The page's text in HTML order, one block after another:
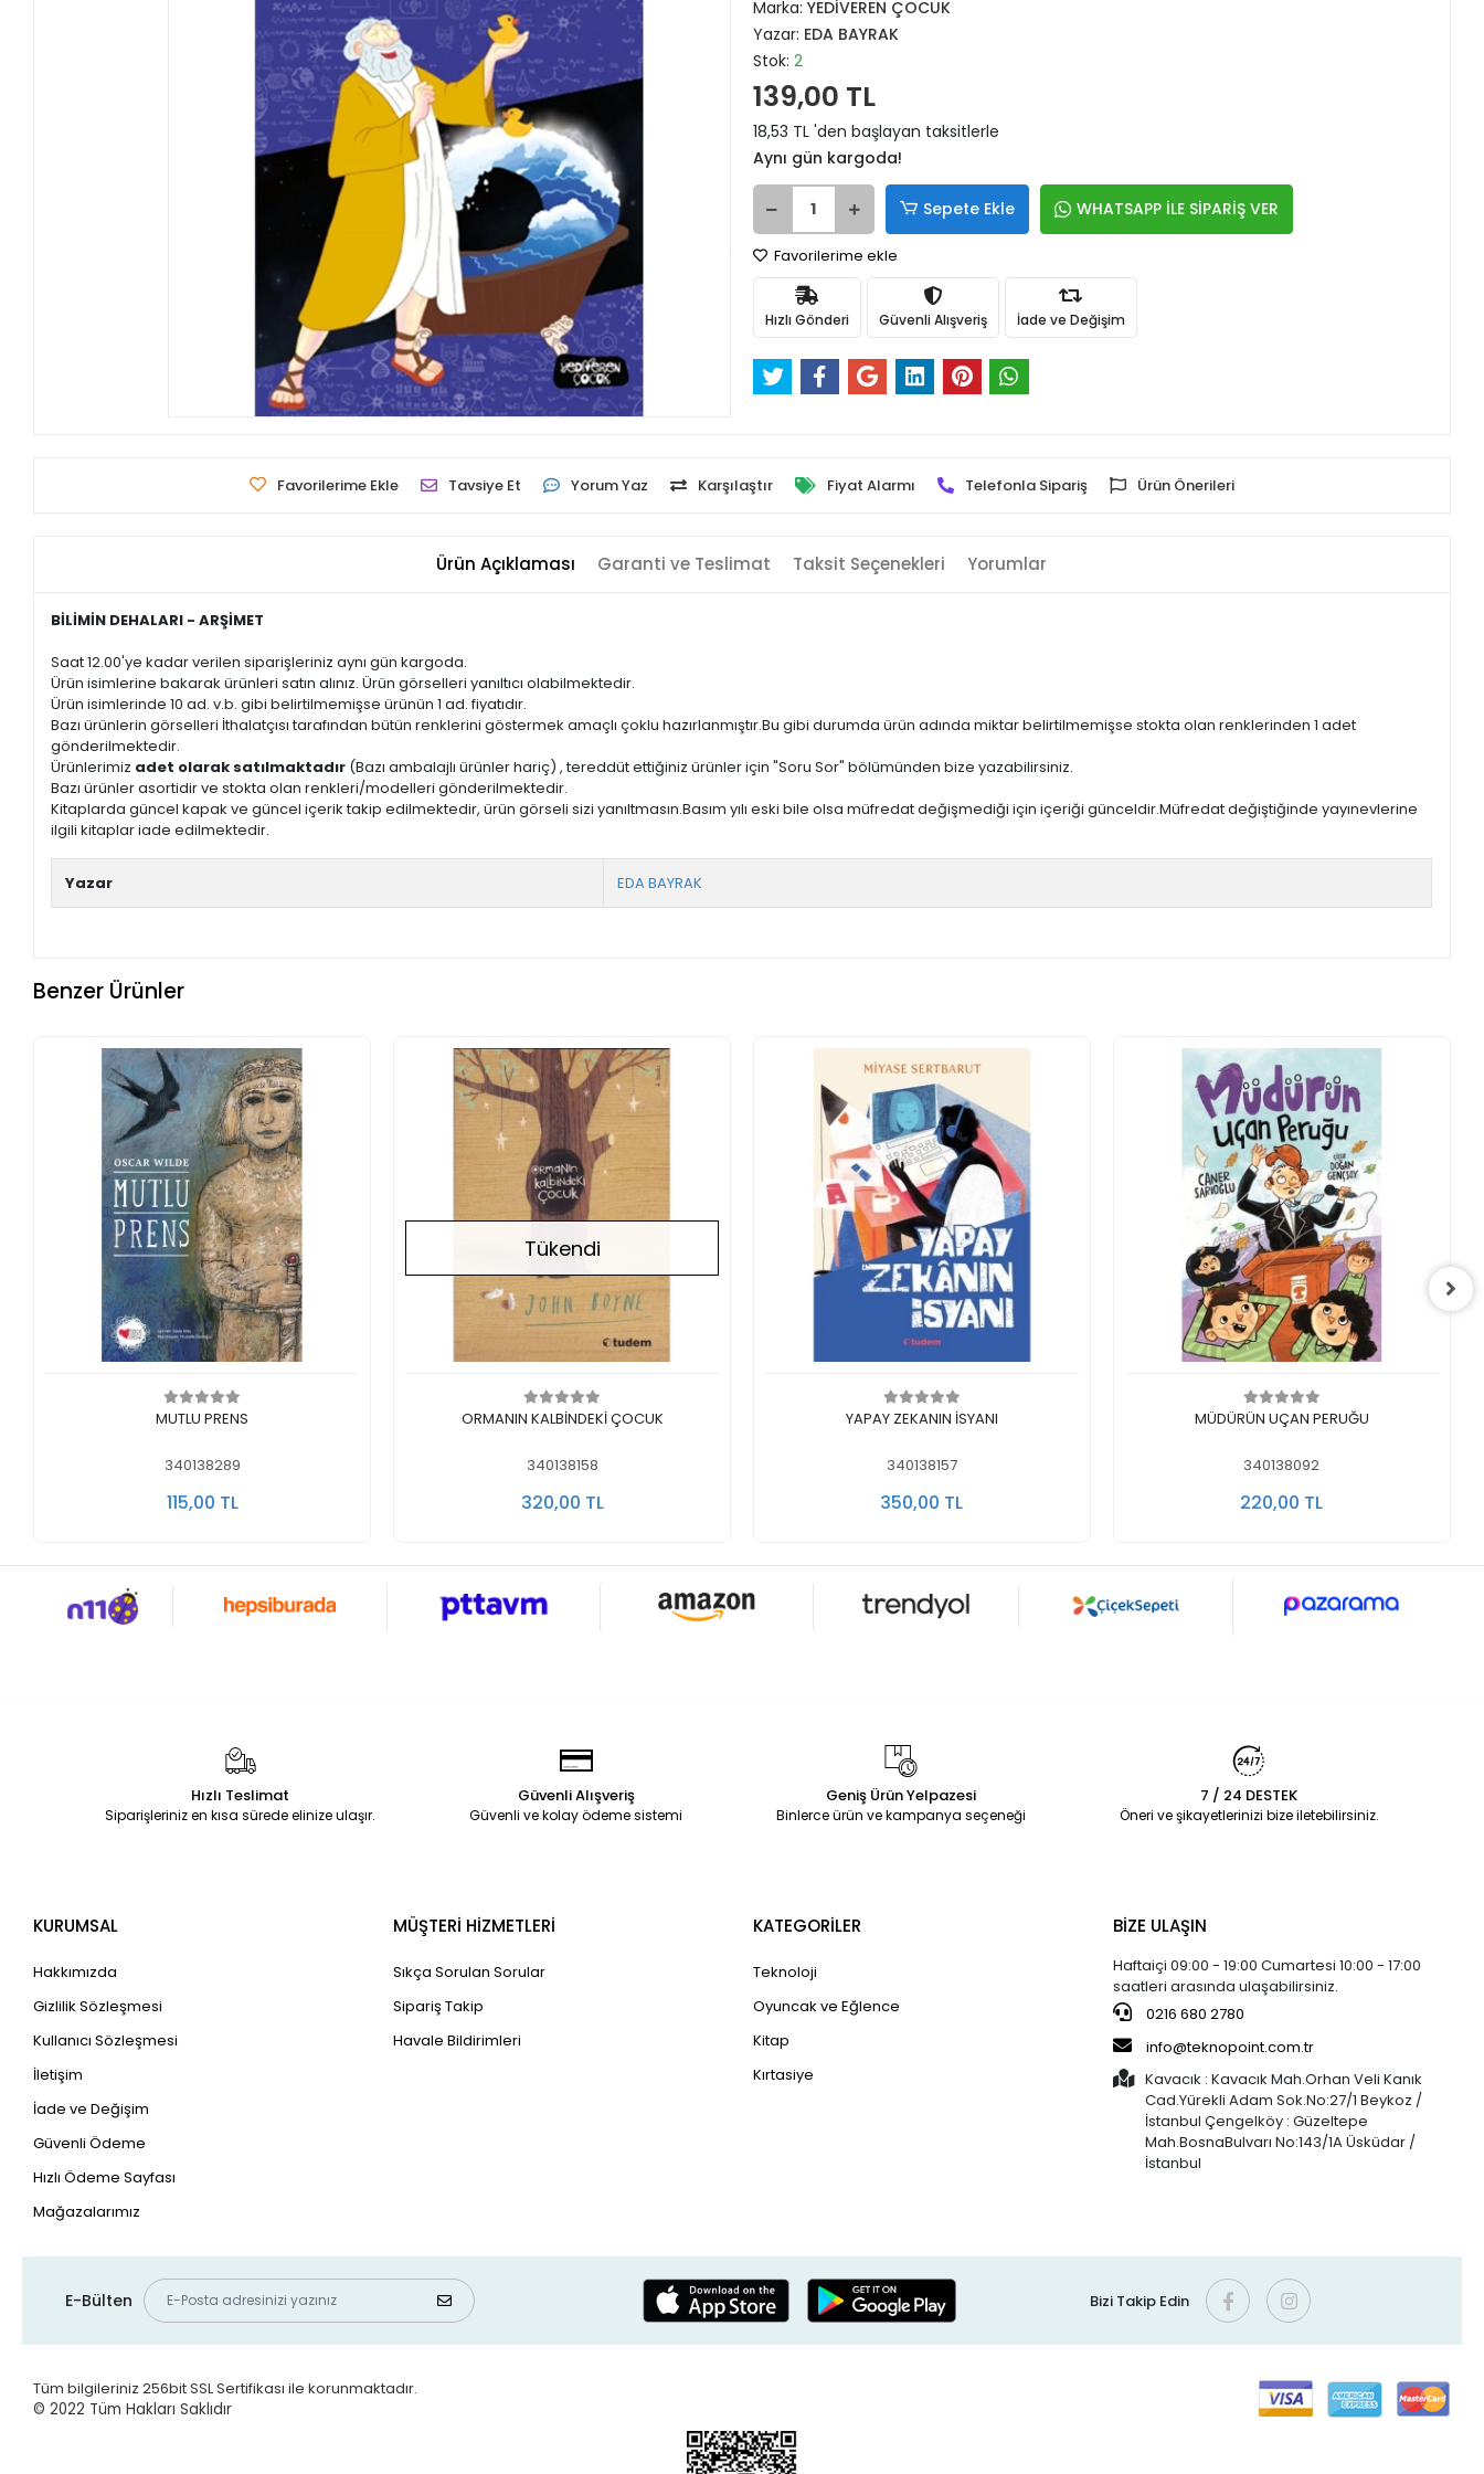
Marka: YEDİVEREN ÇOCUK
Yazar: EDA BAYRAK
Stok: 2
139,00 TL
18,53 TL 'den başlayan taksitlerle
Aynı gün kargoda!
Sepete Ekle WHATSAPP İLE SİPARİŞ VER
Favorilerime ekle
Hızlı Gönderi Güvenli Alışveriş İade ve Değişim
Favorilerime Ekle Tavsiye Et Yorum Yaz Karşılaştır Fiyat Alarmı Telefonla Sipariş Ürün Önerileri
Ürün Açıklaması Garanti ve Teslimat Taksit Seçenekleri Yorumlar
BİLİMİN DEHALARI - ARŞİMET
Saat 12.00'ye kadar verilen siparişleriniz aynı gün kargoda.
Ürün isimlerine bakarak ürünleri satın alınız. Ürün görselleri yanıltıcı olabilmektedir.
Ürün isimlerinde 10 ad. v.b. gibi belirtilmemişse ürünün 1 ad. fiyatıdır.
Bazı ürünlerin görselleri İthalatçısı tarafından bütün renklerini göstermek amaçlı çoklu hazırlanmıştır.Bu gibi durumda ürün adında miktar belirtilmemişse stokta olan renklerinden 1 adet
gönderilmektedir.
Ürünlerimiz adet olarak satılmaktadır (Bazı ambalajlı ürünler hariç) , tereddüt ettiğiniz ürünler için "Soru Sor" bölümünden bize yazabilirsiniz.
Bazı ürünler asortidir ve stokta olan renkleri/modelleri gönderilmektedir.
Kitaplarda güncel kapak ve güncel içerik takip edilmektedir, ürün görseli sizi yanıltmasın.Basım yılı eski bile olsa müfredat değişmediği için içeriği günceldir.Müfredat değiştiğinde yayınevlerine
ilgili kitaplar iade edilmektedir.
Yazar EDA BAYRAK
Benzer Ürünler
Sepete Ekle
MUTLU PRENS
340138289
115,00 TL
Stokta Yok
Tükendi
ORMANIN KALBİNDEKİ ÇOCUK
340138158
320,00 TL
Sepete Ekle
YAPAY ZEKANIN İSYANI
340138157
350,00 TL
Sepete Ekle
MÜDÜRÜN UÇAN PERUĞU
340138092
220,00 TL
Hızlı Teslimat
Siparişleriniz en kısa sürede elinize ulaşır.
Güvenli Alışveriş
Güvenli ve kolay ödeme sistemi
Geniş Ürün Yelpazesi
Binlerce ürün ve kampanya seçeneği
7 / 24 DESTEK
Öneri ve şikayetlerinizi bize iletebilirsiniz.
KURUMSAL
Hakkımızda
Gizlilik Sözleşmesi
Kullanıcı Sözleşmesi
İletişim
İade ve Değişim
Güvenli Ödeme
Hızlı Ödeme Sayfası
Mağazalarımız
MÜŞTERİ HİZMETLERİ
Sıkça Sorulan Sorular
Sipariş Takip
Havale Bildirimleri
KATEGORİLER
Teknoloji
Oyuncak ve Eğlence
Kitap
Kırtasiye
BİZE ULAŞIN
Haftaiçi 09:00 - 19:00 Cumartesi 10:00 - 17:00
saatleri arasında ulaşabilirsiniz.
0216 680 2780
info@teknopoint.com.tr
Kavacık : Kavacık Mah.Orhan Veli Kanık
Cad.Yürekli Adam Sok.No:27/1 Beykoz /
İstanbul Çengelköy : Güzeltepe
Mah.BosnaBulvarı No:143/1A Üsküdar /
İstanbul
E-Bülten Bizi Takip Edin
Tüm bilgileriniz 256bit SSL Sertifikası ile korunmaktadır.
© 2022 Tüm Hakları Saklıdır